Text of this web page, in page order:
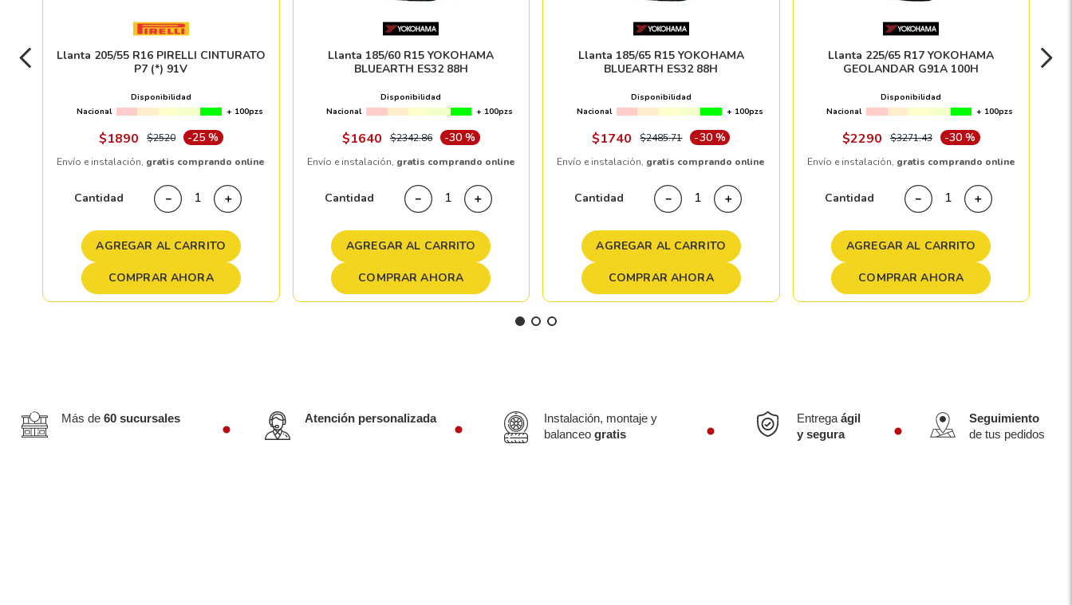
Llanta 205/55 R16 PIRELLI CINTURATO
P7 (*) 91V
Disponibilidad
Nacional
+ 100pzs
$1890 $2520 -25 %
Envío e instalación, gratis comprando online
Cantidad ＋
－
AGREGAR AL CARRITO
COMPRAR AHORA
Llanta 185/60 R15 YOKOHAMA
BLUEARTH ES32 88H
Disponibilidad
Nacional
+ 100pzs
$1640 $2342.86 -30 %
Envío e instalación, gratis comprando online
Cantidad ＋
－
AGREGAR AL CARRITO
COMPRAR AHORA
Llanta 185/65 R15 YOKOHAMA
BLUEARTH ES32 88H
Disponibilidad
Nacional
+ 100pzs
$1740 $2485.71 -30 %
Envío e instalación, gratis comprando online
Cantidad ＋
－
AGREGAR AL CARRITO
COMPRAR AHORA
Llanta 225/65 R17 YOKOHAMA
GEOLANDAR G91A 100H
Disponibilidad
Nacional
+ 100pzs
$2290 $3271.43 -30 %
Envío e instalación, gratis comprando online
Cantidad ＋
－
AGREGAR AL CARRITO
COMPRAR AHORA
Más de60 sucursales Atención personalizada
Instalación, montaje y
balanceogratis
Entrega ágil
y segura
Seguimiento
de tus pedidos